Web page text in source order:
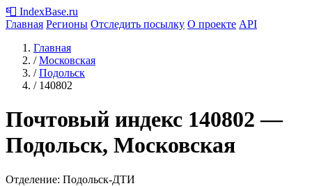
📮 IndexBase.ru
Главная Регионы Отследить посылку О проекте API
Главная
/ Московская
/ Подольск
/ 140802
Почтовый индекс 140802 —
Подольск, Московская
Отделение: Подольск-ДТИ